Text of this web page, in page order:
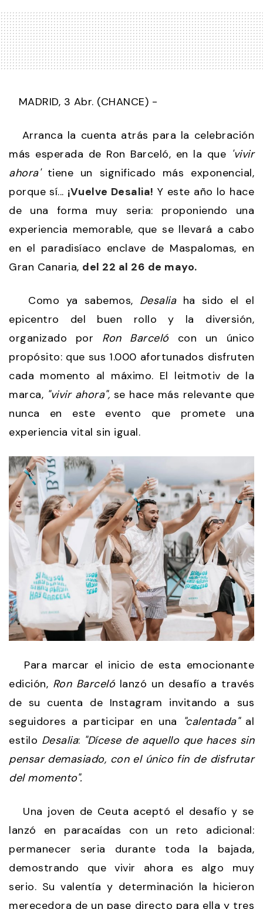
MADRID, 3 Abr. (CHANCE) -
Arranca la cuenta atrás para la celebración
más esperada de Ron Barceló, en la que 'vivir
ahora'tiene un significado más exponencial,
porque sí... ¡Vuelve Desalia! Y este año lo hace
de una forma muy seria: proponiendo una
experiencia memorable, que se llevará a cabo
en el paradisíaco enclave de Maspalomas, en
Gran Canaria, del 22 al 26 de mayo.
Como ya sabemos, Desaliaha sido el el
epicentro del buen rollo y la diversión,
organizado por Ron Barceló con un único
propósito: que sus 1.000 afortunados disfruten
cada momento al máximo. El leitmotiv de la
marca, "vivir ahora", se hace más relevante que
nunca en este evento que promete una
experiencia vital sin igual.
Para marcar el inicio de esta emocionante
edición, Ron Barceló lanzó un desafío a través
de su cuenta de Instagram invitando a sus
seguidores a participar en una "calentada"al
estilo Desalia: "Dícese de aquello que haces sin
pensar demasiado, con el único fin de disfrutar
del momento".
Una joven de Ceuta aceptó el desafío y se
lanzó en paracaídas con un reto adicional:
permanecer seria durante toda la bajada,
demostrando que vivir ahora es algo muy
serio. Su valentía y determinación la hicieron
merecedora de un pase directo para ella y tres